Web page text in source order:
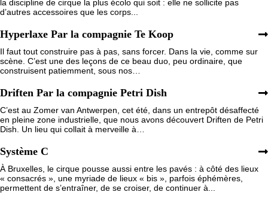
la discipline de cirque la plus écolo qui soit : elle ne sollicite pas
d’autres accessoires que les corps...
Hyperlaxe Par la compagnie Te Koop
Il faut tout construire pas à pas, sans forcer. Dans la vie, comme sur
scène. C’est une des leçons de ce beau duo, peu ordinaire, que
construisent patiemment, sous nos…
Driften Par la compagnie Petri Dish
C’est au Zomer van Antwerpen, cet été, dans un entrepôt désaffecté
en pleine zone industrielle, que nous avons découvert Driften de Petri
Dish. Un lieu qui collait à merveille à…
Système C
À Bruxelles, le cirque pousse aussi entre les pavés : à côté des lieux
« consacrés », une myriade de lieux « bis », parfois éphémères,
permettent de s’entraîner, de se croiser, de continuer à...